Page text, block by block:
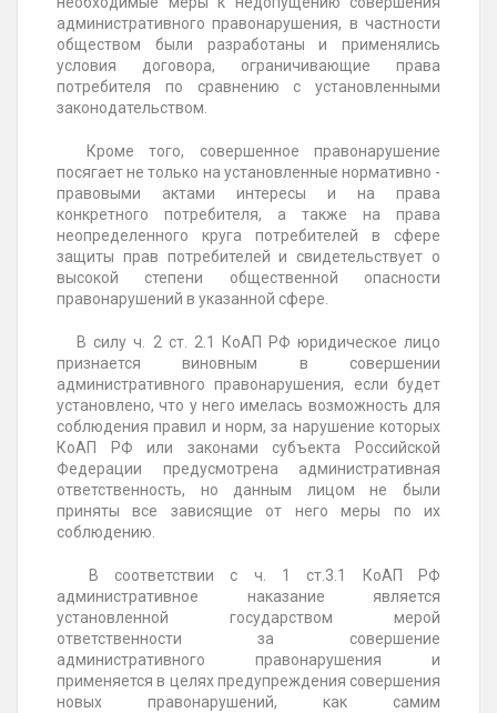
административного правонарушения, в частности
обществом были разработаны и применялись
условия договора, ограничивающие права
потребителя по сравнению с установленными
законодательством.
Кроме того, совершенное правонарушение
посягает не только на установленные нормативно -
правовыми актами интересы и на права
конкретного потребителя, а также на права
неопределенного круга потребителей в сфере
защиты прав потребителей и свидетельствует о
высокой степени общественной опасности
правонарушений в указанной сфере.
В силу ч. 2 ст. 2.1 КоАП РФ юридическое лицо
признается виновным в совершении
административного правонарушения, если будет
установлено, что у него имелась возможность для
соблюдения правил и норм, за нарушение которых
КоАП РФ или законами субъекта Российской
Федерации предусмотрена административная
ответственность, но данным лицом не были
приняты все зависящие от него меры по их
соблюдению.
В соответствии с ч. 1 ст.3.1 КоАП РФ
административное наказание является
установленной государством мерой
ответственности за совершение
административного правонарушения и
применяется в целях предупреждения совершения
новых правонарушений, как самим